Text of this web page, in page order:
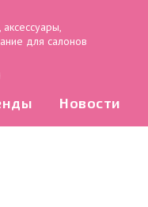
для салонов
Новости